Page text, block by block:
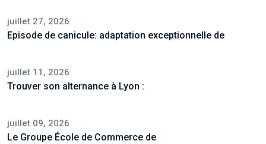
juillet 27, 2026
Episode de canicule: adaptation exceptionnelle de
juillet 11, 2026
Trouver son alternance à Lyon :
juillet 09, 2026
Le Groupe École de Commerce de